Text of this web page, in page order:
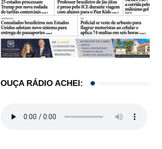
OUÇA RÁDIO ACHEI: